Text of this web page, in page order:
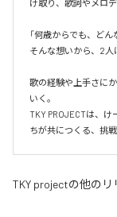
け取り、歌詞やメロ
「何歳からでも、ど
そんな想いから、2人
歌の経験や上手さに
いく。
TKY PROJECTは、
ちが共につくる、挑
TKY projectの他のリ